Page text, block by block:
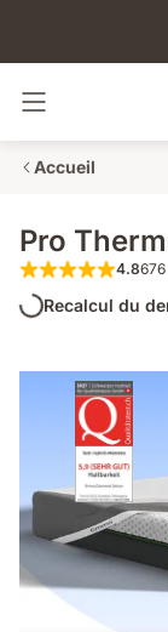
Basculer la
Accueil
Pro
4.8 sur
4.8676
Recalcul du